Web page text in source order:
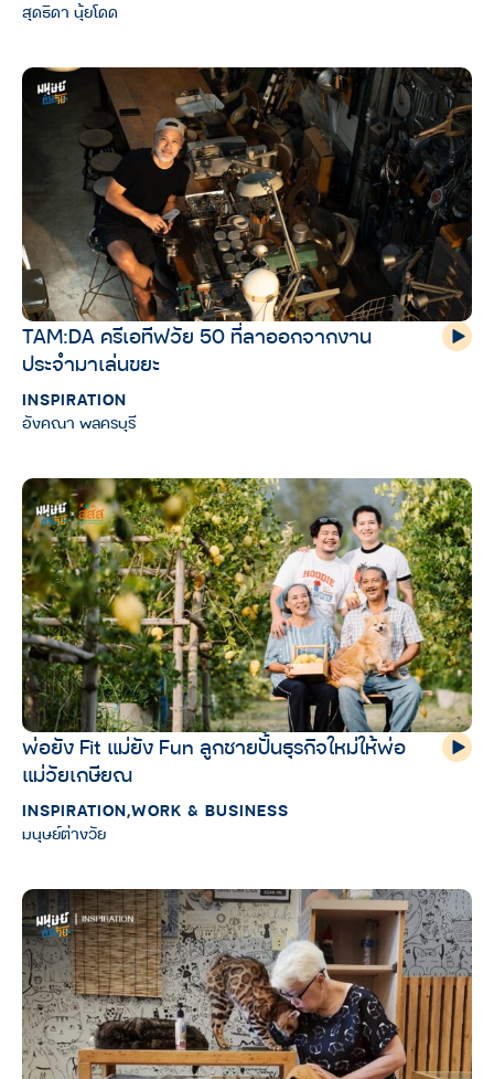
สุดธิดา นุ้ยโดด
TAM:DA ครีเอทีฟวัย 50 ที่ลาออกจากงาน
ประจำมาเล่นขยะ
INSPIRATION
อังคณา พลครบุรี
พ่อยัง Fit แม่ยัง Fun ลูกชายปั้นธุรกิจใหม่ให้พ่อ
แม่วัยเกษียณ
INSPIRATION,WORK & BUSINESS
มนุษย์ต่างวัย